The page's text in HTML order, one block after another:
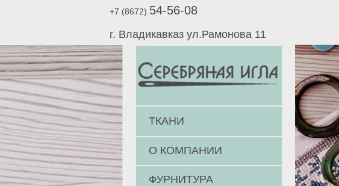
+7 (8672) 54-56-08
г. Владикавказ ул.Рамонова 11
ТКАНИ
О КОМПАНИИ
ФУРНИТУРА